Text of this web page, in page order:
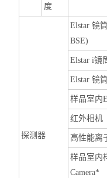
度
探测器
Elstar 镜
BSE)
Elstar i镜
Elstar 镜
样品室内
红外相机
高性能离
样品室内
Camera*